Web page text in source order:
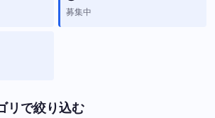
募集中
リで絞り込む